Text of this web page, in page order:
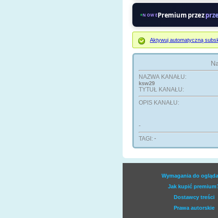
NOWEPremium przez
Aktywuj automatyczną
NAZWA KANAŁU:
ksw29
TYTUŁ KANAŁU:
OPIS KANAŁU:
-
TAGI: -
Wymagania do
Jak kupić
Dostawcy treści
Prawa autorskie